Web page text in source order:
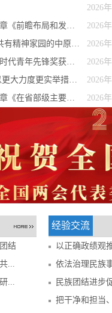
2026
2026
瞻布局和发展未来...
2026
神家园的中原印记
2026
先锋奖获奖者代...
2026
度更实举措加强基...
2026
省部级主要领导干...
结​
...
...
经验交流
以正确政绩观
依法治理民族
民族团结进步
把干净和担当